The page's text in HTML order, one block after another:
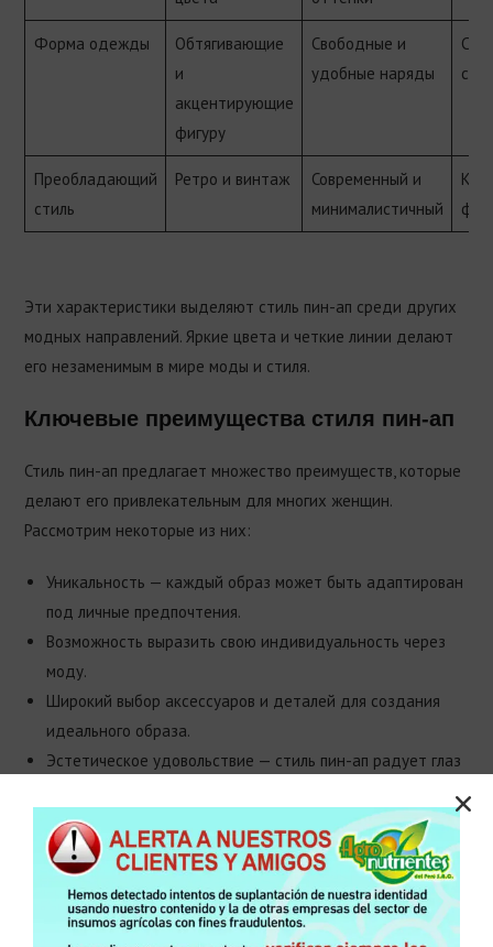
Форма одежды
Обтягивающие
и
акцентирующие
фигуру
Свободные и
удобные наряды
Преобладающий
стиль
Ретро и винтаж
Современный и
минималистичный
Эти характеристики выделяют стиль пин-ап среди других
модных направлений. Яркие цвета и четкие линии делают
его незаменимым в мире моды и стиля.
Ключевые преимущества стиля пин-ап
Стиль пин-ап предлагает множество преимуществ, которые
делают его привлекательным для многих женщин.
Рассмотрим некоторые из них:
Уникальность — каждый образ может быть адаптирован
под личные предпочтения.
Возможность выразить свою индивидуальность через
моду.
Широкий выбор аксессуаров и деталей для создания
идеального образа.
Эстетическое удовольствие — стиль пин-ап радует глаз
Эти преимущества делают стиль пин-ап популярным среди
женщин, стремящихся подчеркнуть свою индивидуальность
и вкус.